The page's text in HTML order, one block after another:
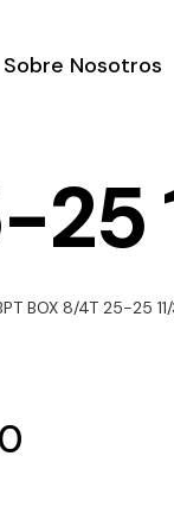
Sobre Nosotros
25
BOX 8/4T 25-25